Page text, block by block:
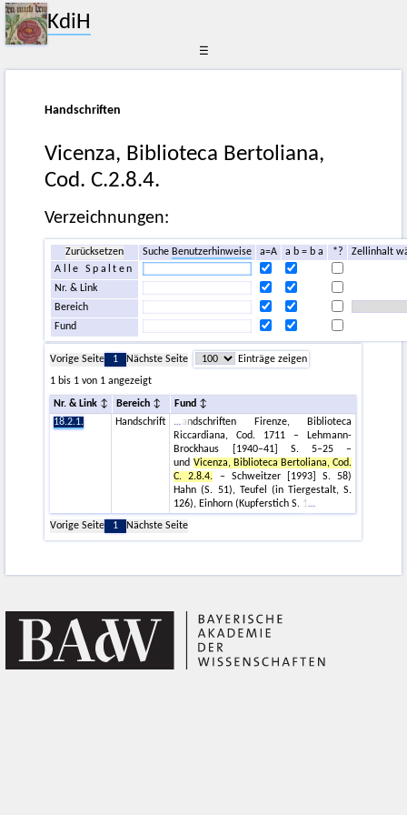
KdiH
☰
Handschriften
Vicenza, Biblioteca Bertoliana,
Cod. C.2.8.4.
Verzeichnungen:
Zurücksetzen SucheBenutzerhinweise a=A a b = b a *?
Zellinhalt
Alle Spalten
Nr. & Link
Bereich
Fund
Vorige Seite 1 Nächste Seite
Einträge zeigen
1 bis 1 von 1 angezeigt
Nr. & Link Bereich
Fund
18.2.1.
Handschrift
andschriften Firenze, Biblioteca
Riccardiana, Cod. 1711 – Lehmann-
Brockhaus [1940–41] S. 5–25 –
und Vicenza, Biblioteca Bertoliana, Cod.
C. 2.8.4. – Schweitzer [1993] S. 58)
Hahn (S. 51), Teufel (in Tiergestalt, S.
126), Einhorn (Kupferstich S. 1
Vorige Seite
1 Nächste Seite